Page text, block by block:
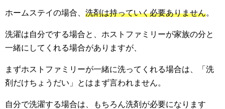
ホームステイの場合、 洗剤は持っていく必要ありません。
洗濯は自分でする場合と、ホストファミリーが家族の分と
一緒にしてくれる場合がありますが、
まずホストファミリーが一緒に洗ってくれる場合は、「洗
剤だけちょうだい」とはまず言われません。
自分で洗濯する場合は、もちろん洗剤が必要になります